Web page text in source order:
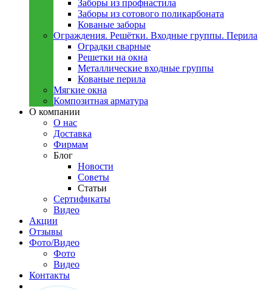
Заборы из профнастила
Заборы из сотового поликарбоната
Кованые заборы
Ограждения. Решётки. Входные группы. Перила
Оградки сварные
Решетки на окна
Металлические входные группы
Кованые перила
Мягкие окна
Композитная арматура
О компании
О нас
Доставка
Фирмам
Блог
Новости
Советы
Статьи
Сертификаты
Видео
Акции
Отзывы
Фото/Видео
Фото
Видео
Контакты